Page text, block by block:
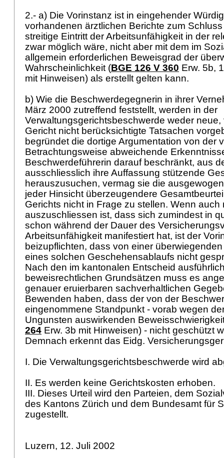
2.- a) Die Vorinstanz ist in eingehender
vorhandenen ärztlichen Berichte zum
streitige Eintritt der Arbeitsunfähigkeit in der
zwar möglich wäre, nicht aber mit dem im
allgemein erforderlichen Beweisgrad der
Wahrscheinlichkeit (BGE 126 V 360 Erw. 5b,
mit Hinweisen) als erstellt gelten kann.
b) Wie die Beschwerdegegnerin in ihrer
März 2000 zutreffend feststellt, werden in der
Verwaltungsgerichtsbeschwerde weder
Gericht nicht berücksichtigte Tatsachen
begründet die dortige Argumentation von der
Betrachtungsweise abweichende
Beschwerdeführerin darauf beschränkt, aus
ausschliesslich ihre Auffassung stützende
herauszusuchen, vermag sie die
jeder Hinsicht überzeugendere
Gerichts nicht in Frage zu stellen. Wenn auch
auszuschliessen ist, dass sich zumindest in
schon während der Dauer des
Arbeitsunfähigkeit manifestiert hat, ist der
beizupflichten, dass von einer
eines solchen Geschehensablaufs nicht
Nach den im kantonalen Entscheid
beweisrechtlichen Grundsätzen muss es
genauer eruierbaren sachverhaltlichen
Bewenden haben, dass der von der
eingenommene Standpunkt - vorab wegen
Ungunsten auswirkenden
264 Erw. 3b mit Hinweisen) - nicht geschützt
Demnach erkennt das Eidg.
I. Die Verwaltungsgerichtsbeschwerde wird
II. Es werden keine Gerichtskosten erhoben.
III. Dieses Urteil wird den Parteien, dem
des Kantons Zürich und dem Bundesamt für
zugestellt.
Luzern, 12. Juli 2002